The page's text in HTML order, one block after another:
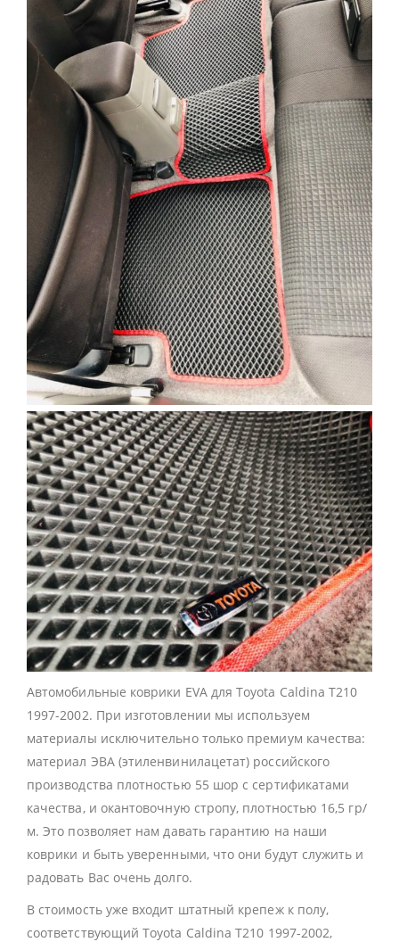
Автомобильные коврики EVA для Toyota Caldina T210
1997-2002. При изготовлении мы используем
материалы исключительно только премиум качества:
материал ЭВА (этиленвинилацетат) российского
производства плотностью 55 шор с сертификатами
качества, и окантовочную стропу, плотностью 16,5 гр/
м. Это позволяет нам давать гарантию на наши
коврики и быть уверенными, что они будут служить и
радовать Вас очень долго.
В стоимость уже входит штатный крепеж к полу,
соответствующий Toyota Caldina T210 1997-2002,